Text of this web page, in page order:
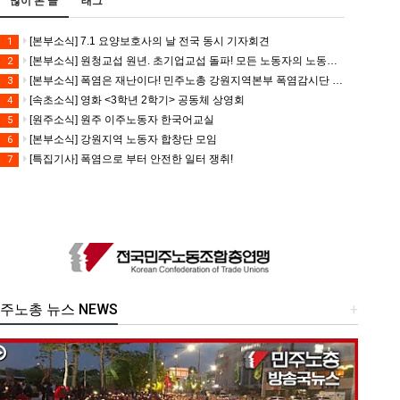
1 [본부소식] 7.1 요양보호사의 날 전국 동시 기자회견
2 [본부소식] 원청교섭 원년. 초기업교섭 돌파! 모든 노동자의 노동기본권 쟁취! 민주노총 7.15 총파업대회
3 [본부소식] 폭염은 재난이다! 민주노총 강원지역본부 폭염감시단 선포 기자회견
4 [속초소식] 영화 <3학년 2학기> 공동체 상영회
5 [원주소식] 원주 이주노동자 한국어교실
6 [본부소식] 강원지역 노동자 합창단 모임
7 [특집기사] 폭염으로 부터 안전한 일터 쟁취!
+
노총 뉴스 NEWS